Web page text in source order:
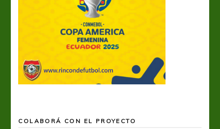
COLABORÁ CON EL PROYECTO